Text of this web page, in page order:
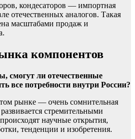
кондесаторов — импортная
отечественных аналогов. Такая
масштабами продаж и
компонентов
смогут ли отечественные
все потребности внутри России?
рынке — очень сомнительная
стремительными
научные открытия,
тенденции и изобретения.